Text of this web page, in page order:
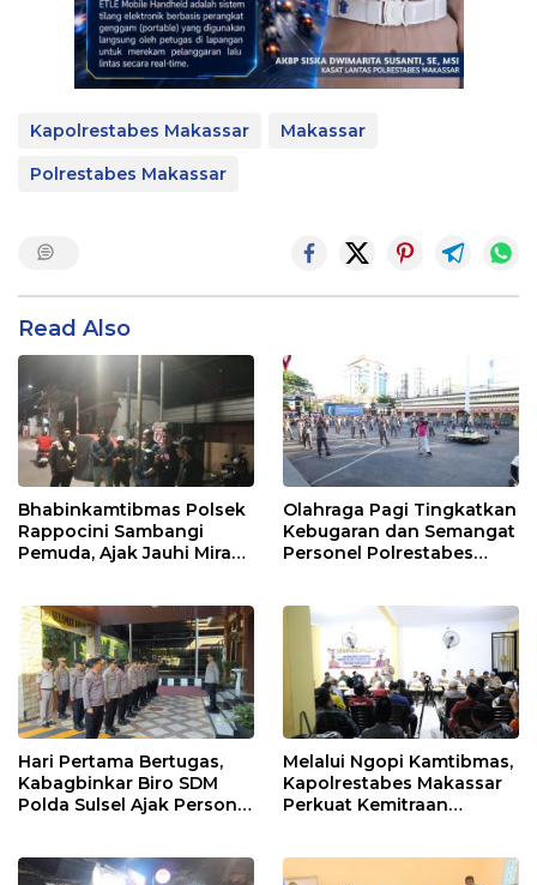
Kapolrestabes Makassar
Makassar
Polrestabes Makassar
Read Also
Bhabinkamtibmas Polsek
Rappocini Sambangi
Pemuda, Ajak Jauhi Miras,
Olahraga Pagi Tingkatkan
Kebugaran dan Semangat
Personel Polrestabes
Hari Pertama Bertugas,
Kabagbinkar Biro SDM
Polda Sulsel Ajak Personel
Melalui Ngopi Kamtibmas,
Kapolrestabes Makassar
Perkuat Kemitraan